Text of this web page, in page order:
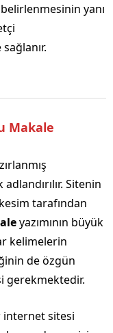
yanı
Makale
Sitenin
tarafından
yazımının büyük
kelimelerin
de özgün
gerekmektedir.
internet sitesi